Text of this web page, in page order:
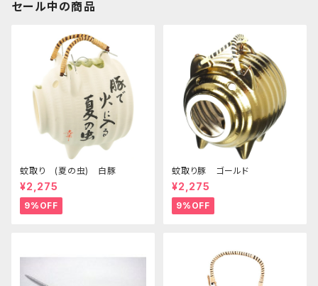
セール中の商品
蚊取り (夏の虫) 白豚
¥2,275
9%OFF
蚊取り豚 ゴールド
¥2,275
9%OFF